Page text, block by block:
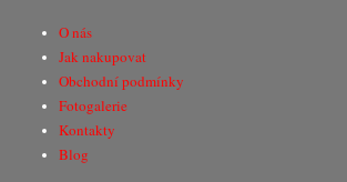
O nás
Jak nakupovat
Obchodní podmínky
Fotogalerie
Kontakty
Blog